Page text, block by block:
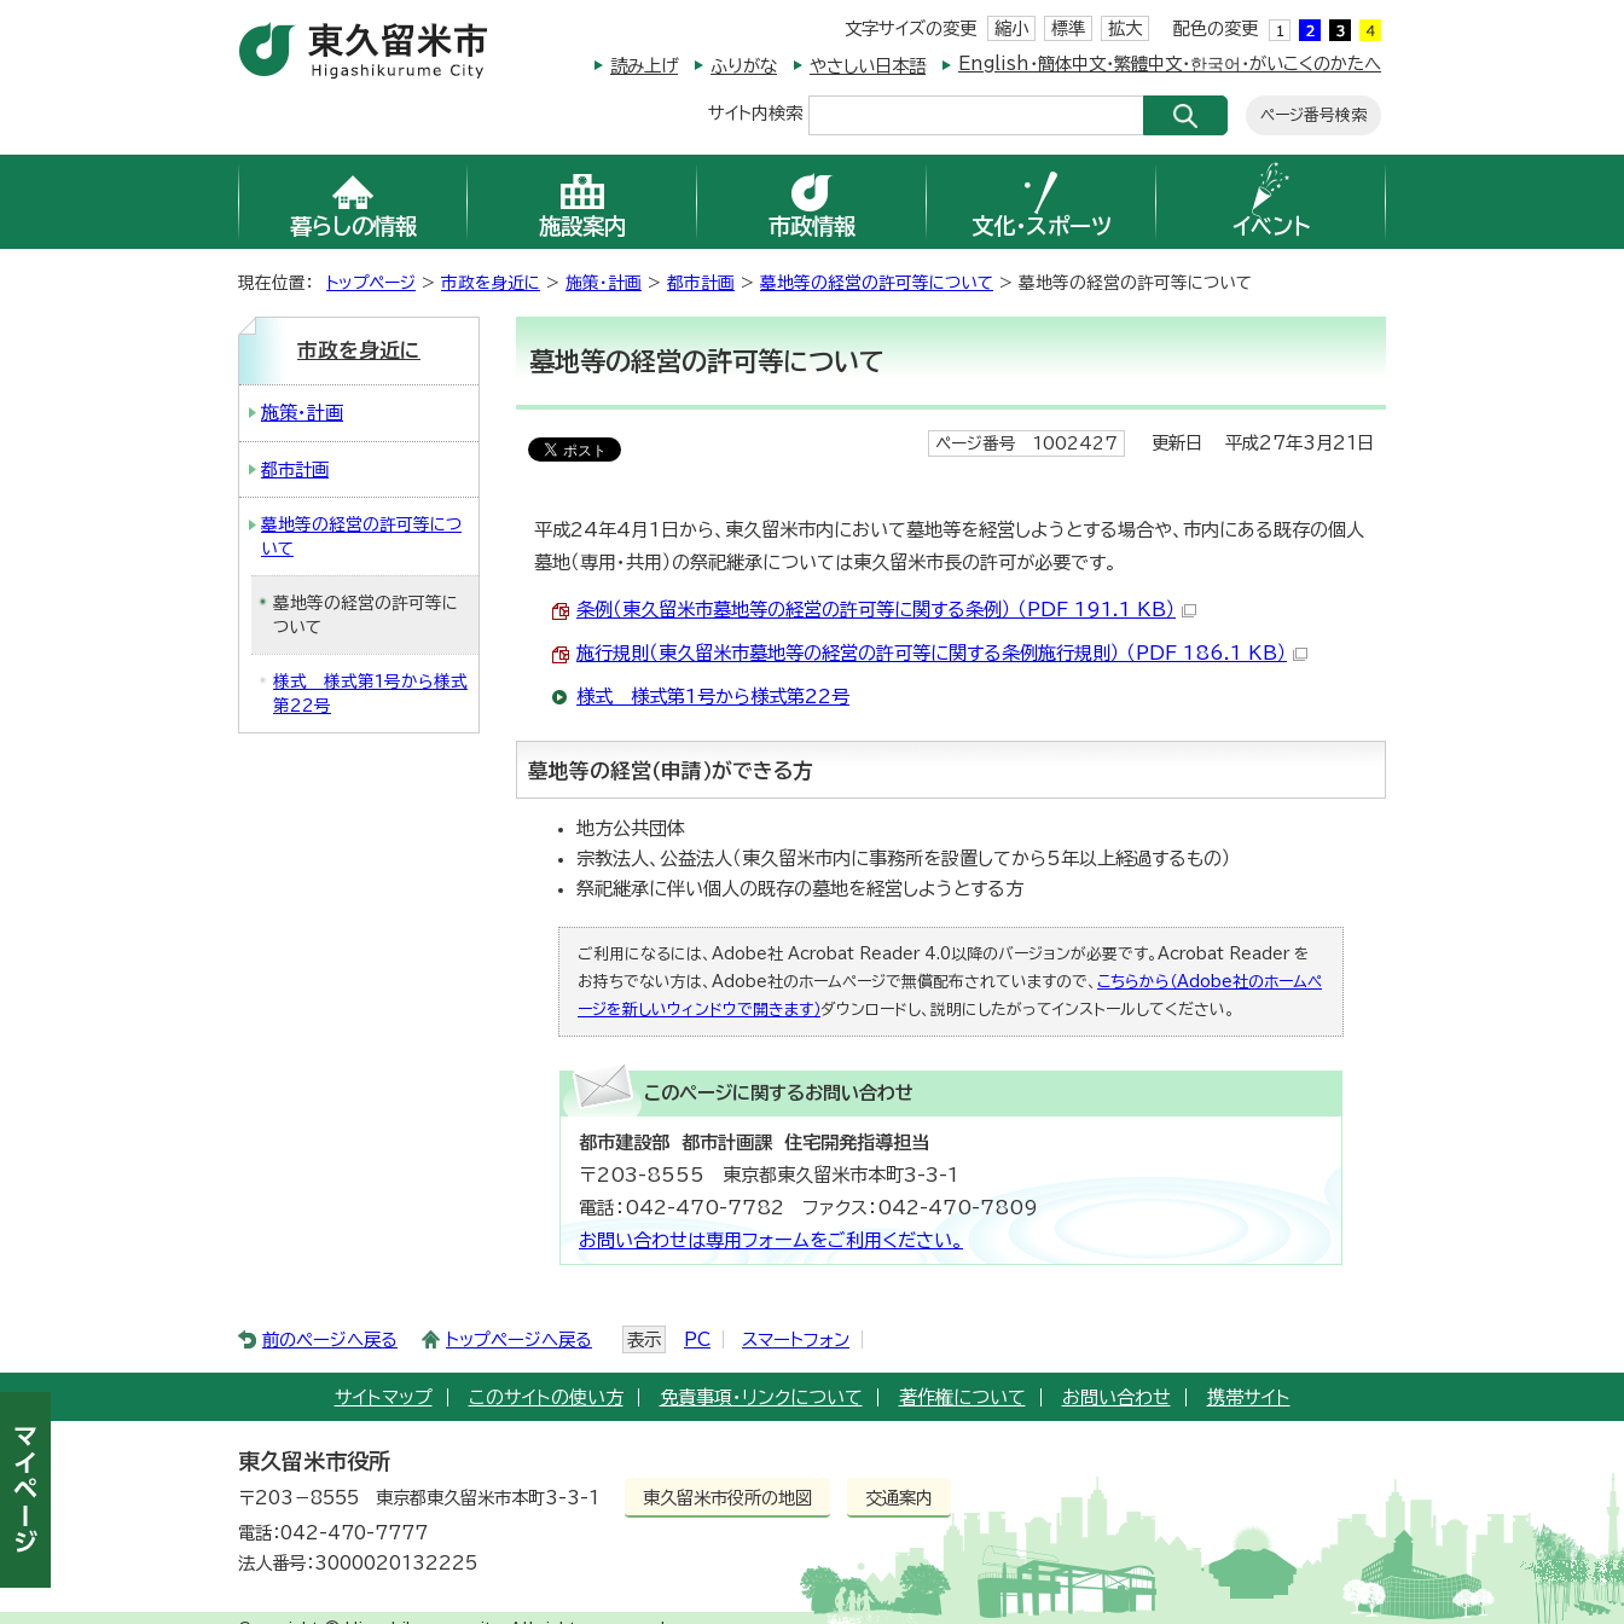
文字サイズの変更 縮小 標準 拡大 配色の変更
読み上げ ふりがな やさしい日本語 English・簡体中文・繁體中文・한국어・がいこくのかたへ
サイト内検索 ページ番号検索
暮らしの情報 施設案内 市政情報 文化・スポーツ イベント
現在位置： トップページ > 市政を身近に > 施策・計画 > 都市計画 > 墓地等の経営の許可等について > 墓地等の経営の許可等について
墓地等の経営の許可等について
ページ番号 1002427 更新日 平成27年3月21日
平成24年4月1日から、東久留米市内において墓地等を経営しようとする場合や、市内にある既存の個人
墓地（専用・共用）の祭祀継承については東久留米市長の許可が必要です。
条例（東久留米市墓地等の経営の許可等に関する条例） （PDF 191.1 KB）
施行規則（東久留米市墓地等の経営の許可等に関する条例施行規則） （PDF 186.1 KB）
様式 様式第1号から様式第22号
墓地等の経営（申請）ができる方
地方公共団体
宗教法人、公益法人（東久留米市内に事務所を設置してから5年以上経過するもの）
祭祀継承に伴い個人の既存の墓地を経営しようとする方
ご利用になるには、Adobe社 Acrobat Reader 4.0以降のバージョンが必要です。Acrobat Reader を
お持ちでない方は、Adobe社のホームページで無償配布されていますので、 こちらから（Adobe社のホームペ
ージを新しいウィンドウで開きます）ダウンロードし、説明にしたがってインストールしてください。
このページに関するお問い合わせ
都市建設部 都市計画課 住宅開発指導担当
〒203-8555 東京都東久留米市本町3-3-1
電話：042-470-7782 ファクス：042-470-7809
お問い合わせは専用フォームをご利用ください。
市政を身近に
施策・計画
都市計画
墓地等の経営の許可等につ
いて
墓地等の経営の許可等に
ついて
様式 様式第1号から様式
第22号
前のページへ戻る トップページへ戻る 表示 PC スマートフォン
サイトマップ このサイトの使い方 免責事項・リンクについて 著作権について お問い合わせ 携帯サイト
東久留米市役所
〒203－8555 東京都東久留米市本町3-3-1 東久留米市役所の地図
交通案内
電話：042-470-7777
法人番号：3000020132225